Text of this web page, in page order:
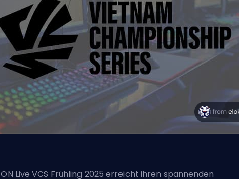
Live VCS Frühling 2025 erreicht ihren spannenden